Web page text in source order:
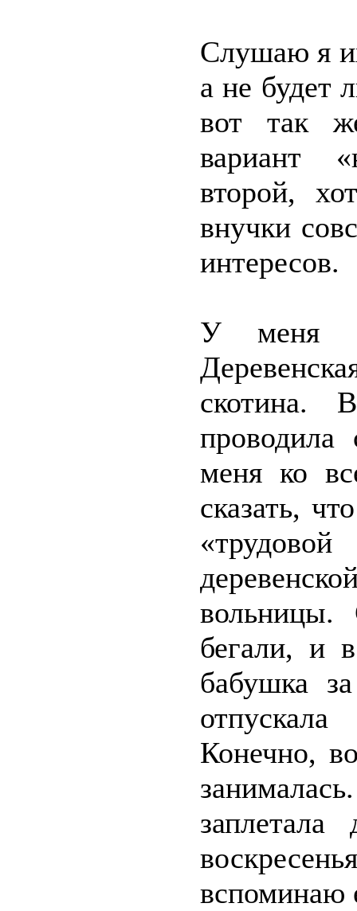
Слушаю я
а не будет
вот так
вариант
второй,
внучки
интересов.
У меня
скотина.
меня ко
сказать,
бегали, и
бабушка
Конечно,
вспоминаю